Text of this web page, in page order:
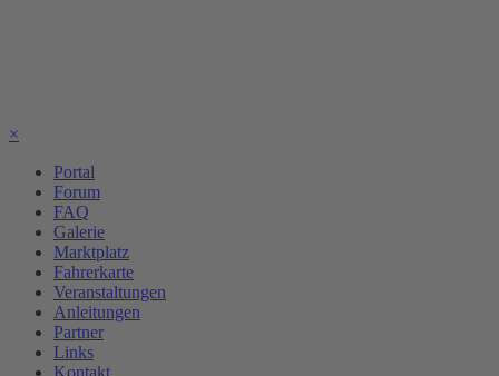
×
Portal
Forum
FAQ
Galerie
Marktplatz
Fahrerkarte
Veranstaltungen
Anleitungen
Partner
Links
Kontakt